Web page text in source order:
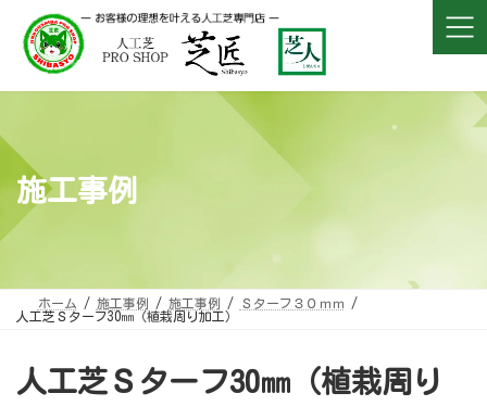
プ
動
施工事例
ホーム 施工事例 施工事例
Ｓターフ３０ｍｍ
人工芝Ｓターフ30㎜（植栽周り加工）
人工芝Ｓターフ30㎜（植栽周り